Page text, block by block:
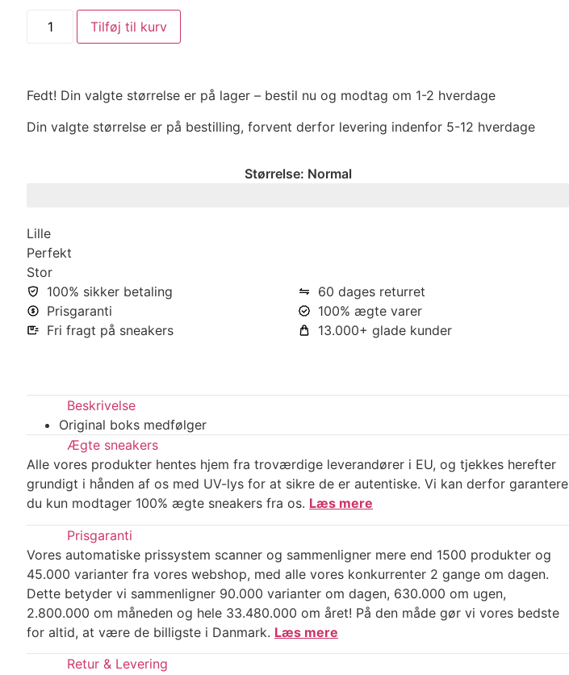
Tilføj til kurv
Fedt! Din valgte størrelse er på lager – bestil nu og modtag om 1-2 hverdage
Din valgte størrelse er på bestilling, forvent derfor levering indenfor 5-12 hverdage
Størrelse: Normal
Lille
Perfekt
Stor
100% sikker betaling
Prisgaranti
Fri fragt på sneakers
60 dages returret
100% ægte varer
13.000+ glade kunder
Beskrivelse
Original boks medfølger
Ægte sneakers
Alle vores produkter hentes hjem fra troværdige leverandører i EU, og tjekkes herefter
grundigt i hånden af os med UV-lys for at sikre de er autentiske. Vi kan derfor garantere
du kun modtager 100% ægte sneakers fra os. Læs mere
Prisgaranti
Vores automatiske prissystem scanner og sammenligner mere end 1500 produkter og
45.000 varianter fra vores webshop, med alle vores konkurrenter 2 gange om dagen.
Dette betyder vi sammenligner 90.000 varianter om dagen, 630.000 om ugen,
2.800.000 om måneden og hele 33.480.000 om året! På den måde gør vi vores bedste
for altid, at være de billigste i Danmark. Læs mere
Retur & Levering